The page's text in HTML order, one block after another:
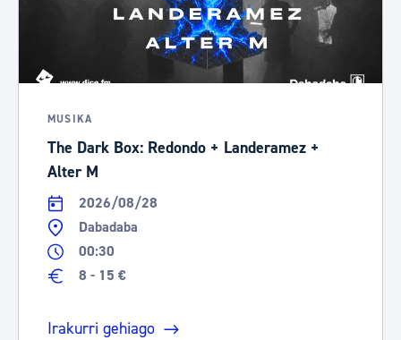
MUSIKA
The Dark Box: Redondo + Landeramez +
Alter M
2026/08/28
Dabadaba
00:30
8 - 15 €
Irakurri gehiago